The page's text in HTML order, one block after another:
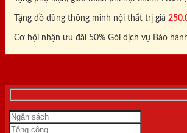
Tặng đồ dùng thông minh nội thất trị giá
Cơ hội nhận ưu đãi 50% Gói dịch vụ Bảo